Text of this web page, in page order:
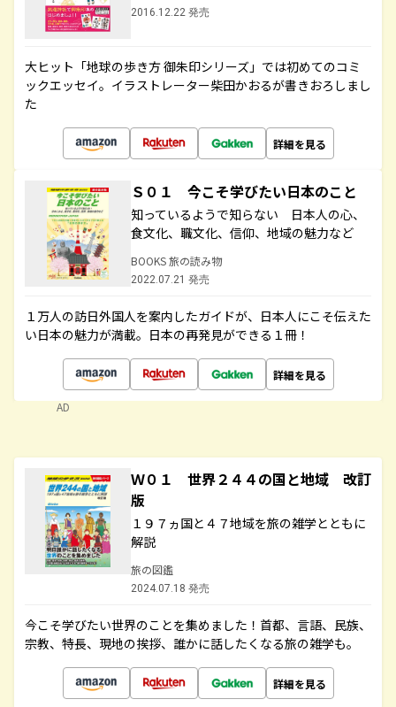
2016.12.22 発売
大ヒット「地球の歩き方 御朱印シリーズ」では初めてのコミ
ックエッセイ。イラストレーター柴田かおるが書きおろしまし
た
詳細を見る
Ｓ０１ 今こそ学びたい日本のこと
知っているようで知らない 日本人の心、
食文化、職文化、信仰、地域の魅力など
BOOKS 旅の読み物
2022.07.21 発売
１万人の訪日外国人を案内したガイドが、日本人にこそ伝えた
い日本の魅力が満載。日本の再発見ができる１冊！
詳細を見る
AD
Ｗ０１ 世界２４４の国と地域 改訂
版
１９７ヵ国と４７地域を旅の雑学とともに
解説
旅の図鑑
2024.07.18 発売
今こそ学びたい世界のことを集めました！首都、言語、民族、
宗教、特長、現地の挨拶、誰かに話したくなる旅の雑学も。
詳細を見る